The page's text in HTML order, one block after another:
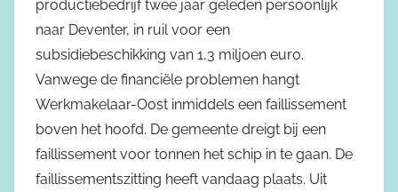
productiebedrijf twee jaar geleden persoonlijk
naar Deventer, in ruil voor een
subsidiebeschikking van 1,3 miljoen euro.
Vanwege de financiële problemen hangt
Werkmakelaar-Oost inmiddels een faillissement
boven het hoofd. De gemeente dreigt bij een
faillissement voor tonnen het schip in te gaan. De
faillissementszitting heeft vandaag plaats. Uit